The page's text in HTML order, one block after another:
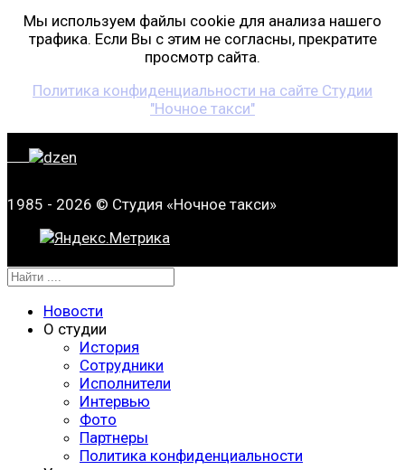
Мы используем файлы cookie для анализа нашего
трафика. Если Вы с этим не согласны, прекратите
просмотр сайта.
Политика конфиденциальности на сайте Студии
"Ночное такси"
1985 - 2026 © Студия «Ночное такси»
Новости
О студии
История
Сотрудники
Исполнители
Интервью
Фото
Партнеры
Политика конфиденциальности